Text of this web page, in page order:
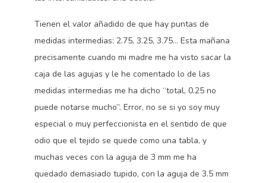
Tienen el valor añadido de que hay puntas de
medidas intermedias: 2.75, 3.25, 3.75… Esta mañana
precisamente cuando mi madre me ha visto sacar la
caja de las agujas y le he comentado lo de las
medidas intermedias me ha dicho “total, 0.25 no
puede notarse mucho”. Error, no se si yo soy muy
especial o muy perfeccionista en el sentido de que
odio que el tejido se quede como una tabla, y
muchas veces con la aguja de 3 mm me ha
quedado demasiado tupido, con la aguja de 3.5 mm